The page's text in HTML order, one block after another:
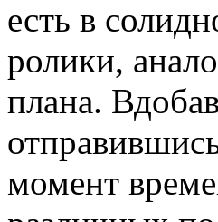
есть в
ролики,
плана.
момент